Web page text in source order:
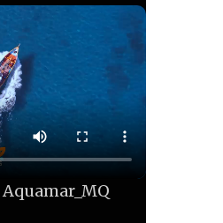
Aquamar_MQ